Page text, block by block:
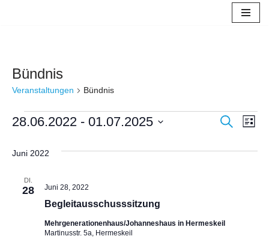
Bündnis
Veranstaltungen Bündnis
Suche
Liste
28.06.2022 - 01.07.2025
wählen.
Juni 2022
DI.
28
Begleitausschusssitzung
Juni 28, 2022
Mehrgenerationenhaus/Johanneshaus in Hermeskeil
Martinusstr. 5a, Hermeskeil